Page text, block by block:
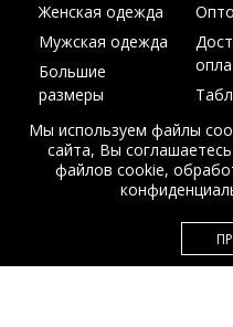
© Интернет магазин
EDEM-
Женская одежда
Мужская одежда
Большие
размеры
Акции
Мы используем файлы
сайта, Вы
файлов cookie,